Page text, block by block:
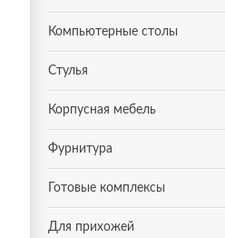
Компьютерные столы
Стулья
Корпусная мебель
Фурнитура
Готовые комплексы
Для прихожей